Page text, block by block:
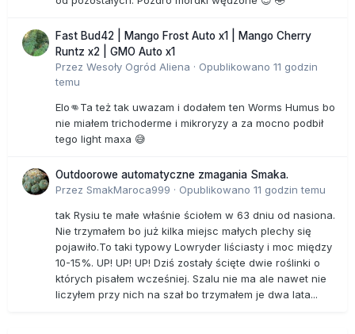
Fast Bud42 | Mango Frost Auto x1 | Mango Cherry
Runtz x2 | GMO Auto x1
Przez Wesoły Ogród Aliena · Opublikowano 11 godzin
temu
Elo👊Ta też tak uwazam i dodałem ten Worms Humus bo
nie miałem trichoderme i mikroryzy a za mocno podbił
tego light maxa 😅
Outdoorowe automatyczne zmagania Smaka.
Przez SmakMaroca999 · Opublikowano 11 godzin temu
tak Rysiu te małe właśnie ściołem w 63 dniu od nasiona.
Nie trzymałem bo już kilka miejsc małych plechy się
pojawiło.To taki typowy Lowryder liściasty i moc między
10-15%. UP! UP! UP! Dziś zostały ścięte dwie roślinki o
których pisałem wcześniej. Szalu nie ma ale nawet nie
liczyłem przy nich na szał bo trzymałem je dwa lata...